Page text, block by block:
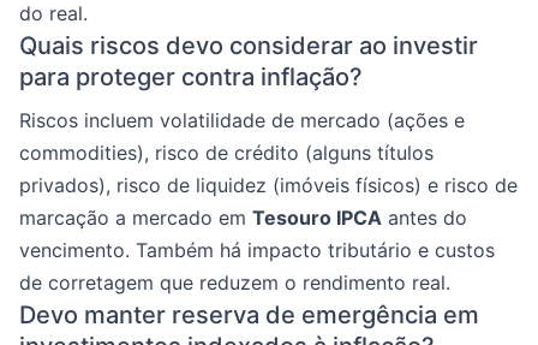
do real.
Quais riscos devo considerar ao investir
para proteger contra inflação?
Riscos incluem volatilidade de mercado (ações e
commodities), risco de crédito (alguns títulos
privados), risco de liquidez (imóveis físicos) e risco de
marcação a mercado em Tesouro IPCA antes do
vencimento. Também há impacto tributário e custos
de corretagem que reduzem o rendimento real.
Devo manter reserva de emergência em